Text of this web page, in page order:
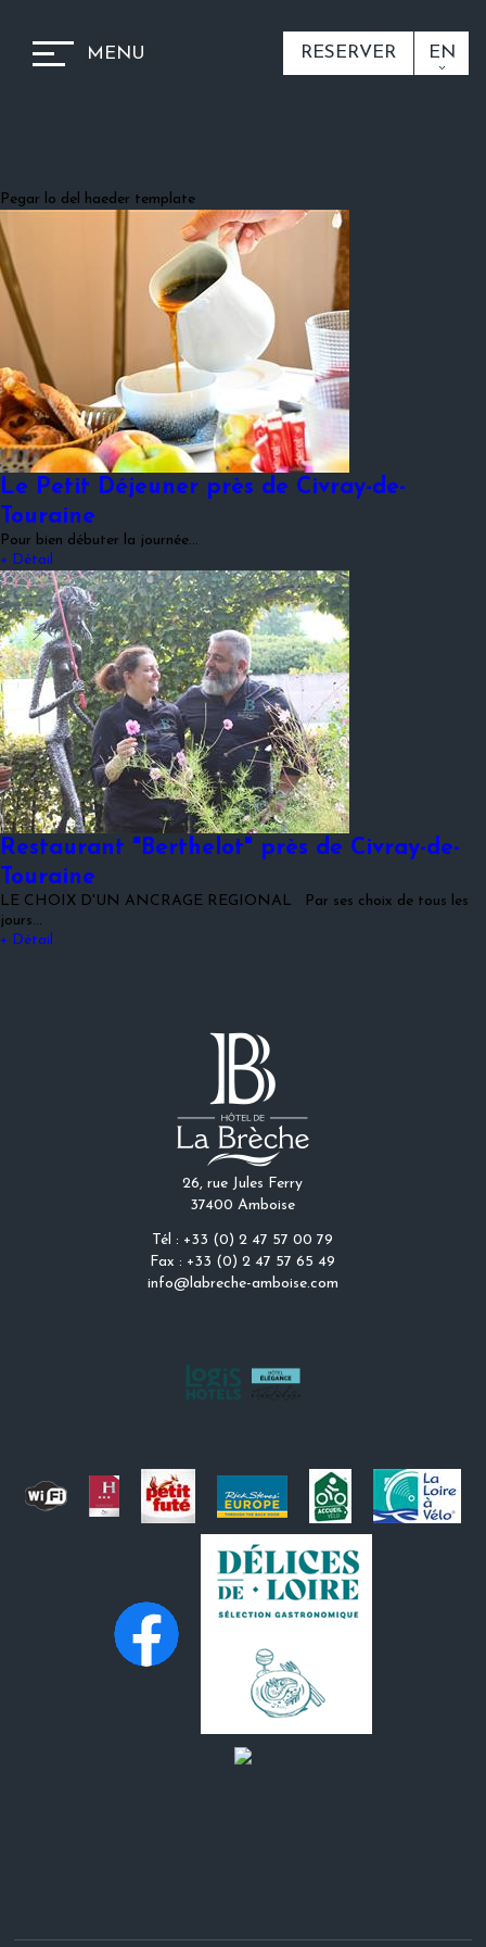
MENU RESERVER EN
Pegar lo del haeder template
Le Petit Déjeuner près de Civray-de-
Touraine
Pour bien débuter la journée...
+ Détail
Restaurant "Berthelot" près de Civray-de-
Touraine
LE CHOIX D'UN ANCRAGE REGIONAL Par ses choix de tous les
jours…
+ Détail
26, rue Jules Ferry
37400 Amboise
Tél : +33 (0) 2 47 57 00 79
Fax : +33 (0) 2 47 57 65 49
info@labreche-amboise.com